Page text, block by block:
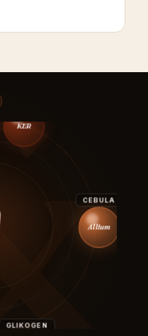
CEBULA
Allium
GLIKOGEN
KERATYNA
KER